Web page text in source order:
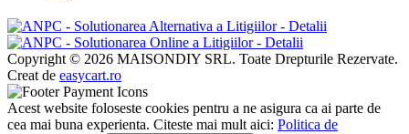
Copyright © 2026 MAISONDIY SRL. Toate Drepturile Rezervate.
Creat de easycart.ro
Acest website foloseste cookies pentru a ne asigura ca ai parte de
cea mai buna experienta. Citeste mai mult aici: Politica de